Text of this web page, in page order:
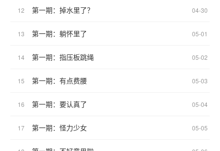
12 第一期：掉水里了？ 04-30
13 第一期：躺怀里了 05-01
14 第一期：指压板跳绳 05-02
15 第一期：有点费腰 05-03
16 第一期：要认真了 05-04
17 第一期：怪力少女 05-05